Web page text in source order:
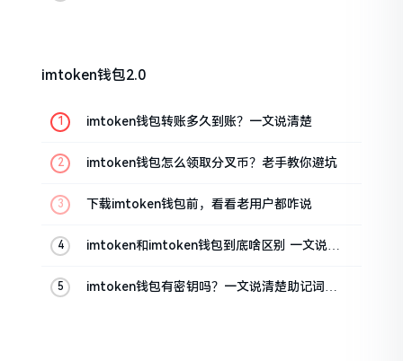
imtoken钱包2.0
imtoken钱包转账多久到账？一文说清楚
imtoken钱包怎么领取分叉币？老手教你避坑
下载imtoken钱包前，看看老用户都咋说
imtoken和imtoken钱包到底啥区别 一文说清
imtoken钱包有密钥吗？一文说清楚助记词和